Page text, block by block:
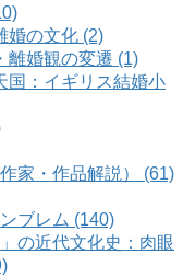
婚の文化 (2)
離婚観の変遷 (1)
国：イギリス結婚小
家・作品解説） (61)
ブレム (140)
の近代文化史：肉眼